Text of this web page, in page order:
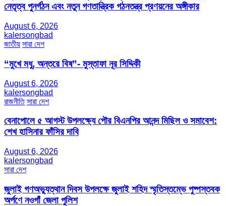
নেতৃত্ব পুনর্গঠন এবং নতুন গণতান্ত্রিক গঠনতন্ত্র প্রণয়নের অঙ্গীকার
August 6, 2026
kalersongbad
জাতীয় সারা দেশ
“মুখে মধু, অন্তরে বিষ”- মুস্তাফা নূর সিদ্দিকী
August 6, 2026
kalersongbad
রাজনীতি সারা দেশ
বেনাপোলে ৫ আগস্ট উপলক্ষ্যে পৌর বিএনপির আনন্দ মিছিল ও সমাবেশ:
শেখ হাসিনার ফাঁসির দাবি
August 6, 2026
kalersongbad
সারা দেশ
জুলাই গণঅভ্যুত্থান দিবস উপলক্ষে জুলাই শহিদ স্মৃতিস্তম্ভে পুষ্পস্তবক
অর্পণে নওগাঁ জেলা পুলিশ